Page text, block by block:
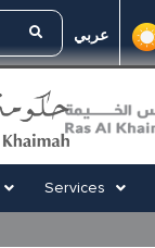
عربي
Services